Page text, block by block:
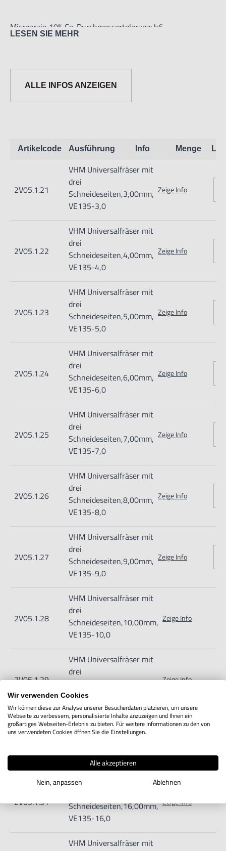
Micrograin 10% Co. Durchmessertoleranz: h6
Informationen zur Produktsicherheit:
Nur für technisch versierte und mit dem Produkt vertraute
Nur für den vorhergesehenen Verwendungszweck geeignet.
Unsachgemäße Verwendung kann zu Schäden und
Verletzungen führen.
Hogetex/Kometex B.V., Gesinkkampstraat 1,7051 HR
Varsseveld/ Netherlands, email: Info@hogetex.com
LESEN SIE MEHR
ALLE INFOS ANZEIGEN
Artikelcode Ausführung Info Menge
2V05.1.21
VHM Universalfräser mit
drei
Schneideseiten,3,00mm,
VE135-3,0
Zeige Info
2V05.1.22
VHM Universalfräser mit
drei
Schneideseiten,4,00mm,
VE135-4,0
Zeige Info
2V05.1.23
VHM Universalfräser mit
drei
Schneideseiten,5,00mm,
VE135-5,0
Zeige Info
2V05.1.24
VHM Universalfräser mit
drei
Schneideseiten,6,00mm,
VE135-6,0
Zeige Info
2V05.1.25
VHM Universalfräser mit
drei
Schneideseiten,7,00mm,
VE135-7,0
Zeige Info
2V05.1.26
VHM Universalfräser mit
drei
Schneideseiten,8,00mm,
VE135-8,0
Zeige Info
2V05.1.27
VHM Universalfräser mit
drei
Schneideseiten,9,00mm,
VE135-9,0
Zeige Info
2V05.1.28
VHM Universalfräser mit
drei
Schneideseiten,10,00mm,
VE135-10,0
Zeige Info
2V05.1.29
VHM Universalfräser mit
drei
Schneideseiten,12,00mm,
VE135-12,0
Zeige Info
VHM Universalfräser mit
drei
VE135-14,0
2V05.1.31
VHM Universalfräser mit
Schneideseiten,16,00mm,
VE135-16,0
Zeige Info
VHM Universalfräser mit
Wir verwenden Cookies
Wir können diese zur Analyse unserer Besucherdaten platzieren, um unsere
Webseite zu verbessern, personalisierte Inhalte anzuzeigen und Ihnen ein
großartiges Webseiten-Erlebnis zu bieten. Für weitere Informationen zu den von
uns verwendeten Cookies öffnen Sie die Einstellungen.
Alle akzeptieren
Nein, anpassen
Ablehnen